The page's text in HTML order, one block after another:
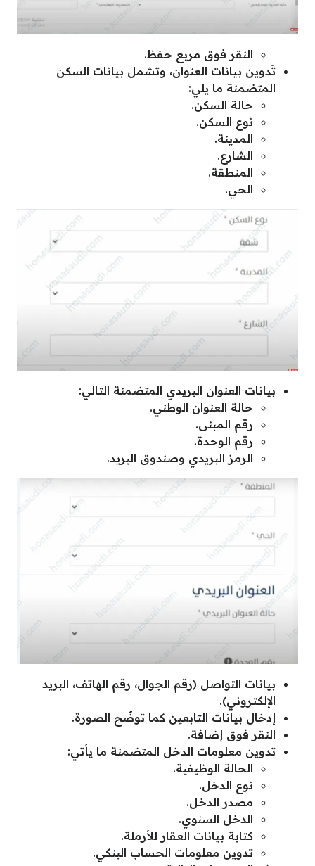
النقر فوق مربع حفظ.
تَدوين بيانات العنوان، وتشمل بيانات السكن
المتضمنة ما يلي:
حالة السكن.
نوع السكن.
المدينة.
الشارع.
المنطقة.
الحي.
بيانات العنوان البريدي المتضمنة التالي:
حالة العنوان الوطني.
رقم المبنى.
رقم الوحدة.
الرمز البريدي وصندوق البريد.
بيانات التواصل (رقم الجوال، رقم الهاتف، البريد
الإلكتروني).
إدخال بيانات التابعين كما توضّح الصورة.
النقر فوق إضافة.
تدوين معلومات الدخل المتضمنة ما يأتي:
الحالة الوظيفية.
نوع الدخل.
مصدر الدخل.
الدخل السنوي.
كتابة بيانات العقار للأرملة.
تدوين معلومات الحساب البنكي.